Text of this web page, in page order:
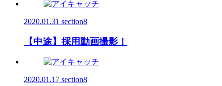
2020.01.31 section8
【中途】採用動画撮影！
2020.01.17 section8